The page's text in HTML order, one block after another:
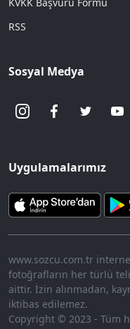
RSS
Sosyal Medya
Uygulamalarımız
www.sozcu.com.tr
fotoğrafların her türlü
aittir. İzin alınmadan,
iktibas edilemez.
Copyright © 2023 - Tüm